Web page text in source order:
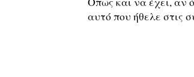
αυτό που ήθελε στις